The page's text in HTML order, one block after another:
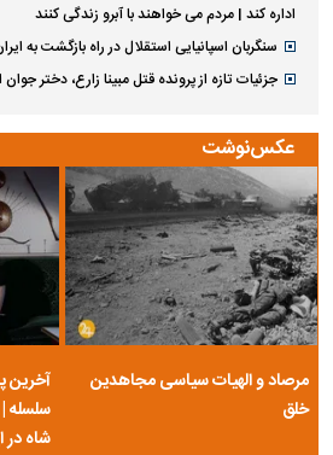
اداره کند | مردم می خواهند با آبرو زندگی کنند
سنگربان اسپانیایی استقلال در راه بازگشت به
جزئیات تازه از پرونده قتل مبینا زارع، دختر
عکس‌نوشت
مرصاد و الهیات سیاسی مجاهدین
خلق
آخرین
سلسله
شاه در